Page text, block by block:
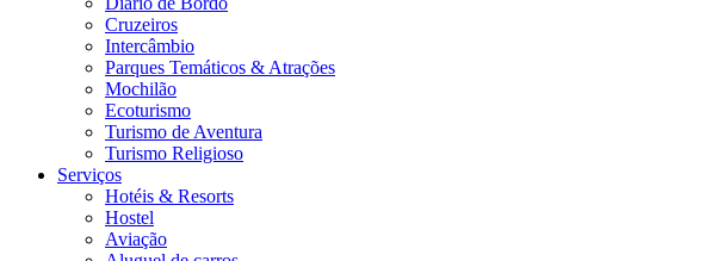
Cruzeiros
Intercâmbio
Parques Temáticos & Atrações
Mochilão
Ecoturismo
Turismo de Aventura
Turismo Religioso
Serviços
Hotéis & Resorts
Hostel
Aviação